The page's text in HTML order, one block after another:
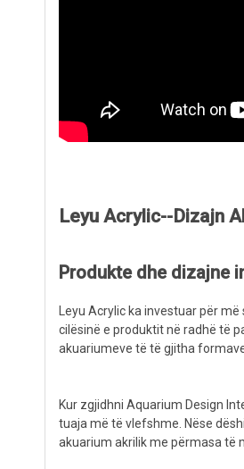
Leyu Acrylic--Dizajn
Produkte dhe dizajne
Leyu Acrylic ka investuar për
cilësinë e produktit në radhë të
akuariumeve të të gjitha
Kur zgjidhni Aquarium Design
tuaja më të vlefshme. Nëse
akuarium akrilik me përmasa të